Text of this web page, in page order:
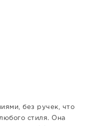
без ручек, что
стиля. Она